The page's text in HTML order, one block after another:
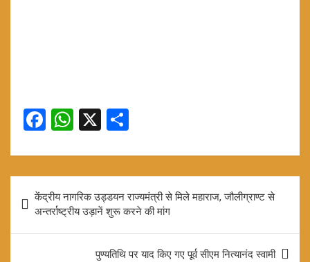
F
ce
b
o
o
W
at
s
A
p
X
ar
Post
navigation
केंद्रीय नागरिक उड्डयन राज्यमंत्री से मिले महाराज, जौलीग्राण्ट से
अन्तर्राष्ट्रीय उड़ानें शुरू करने की मांग
पुण्यतिथि पर याद किए गए पूर्व सीएम नित्यानंद स्वामी